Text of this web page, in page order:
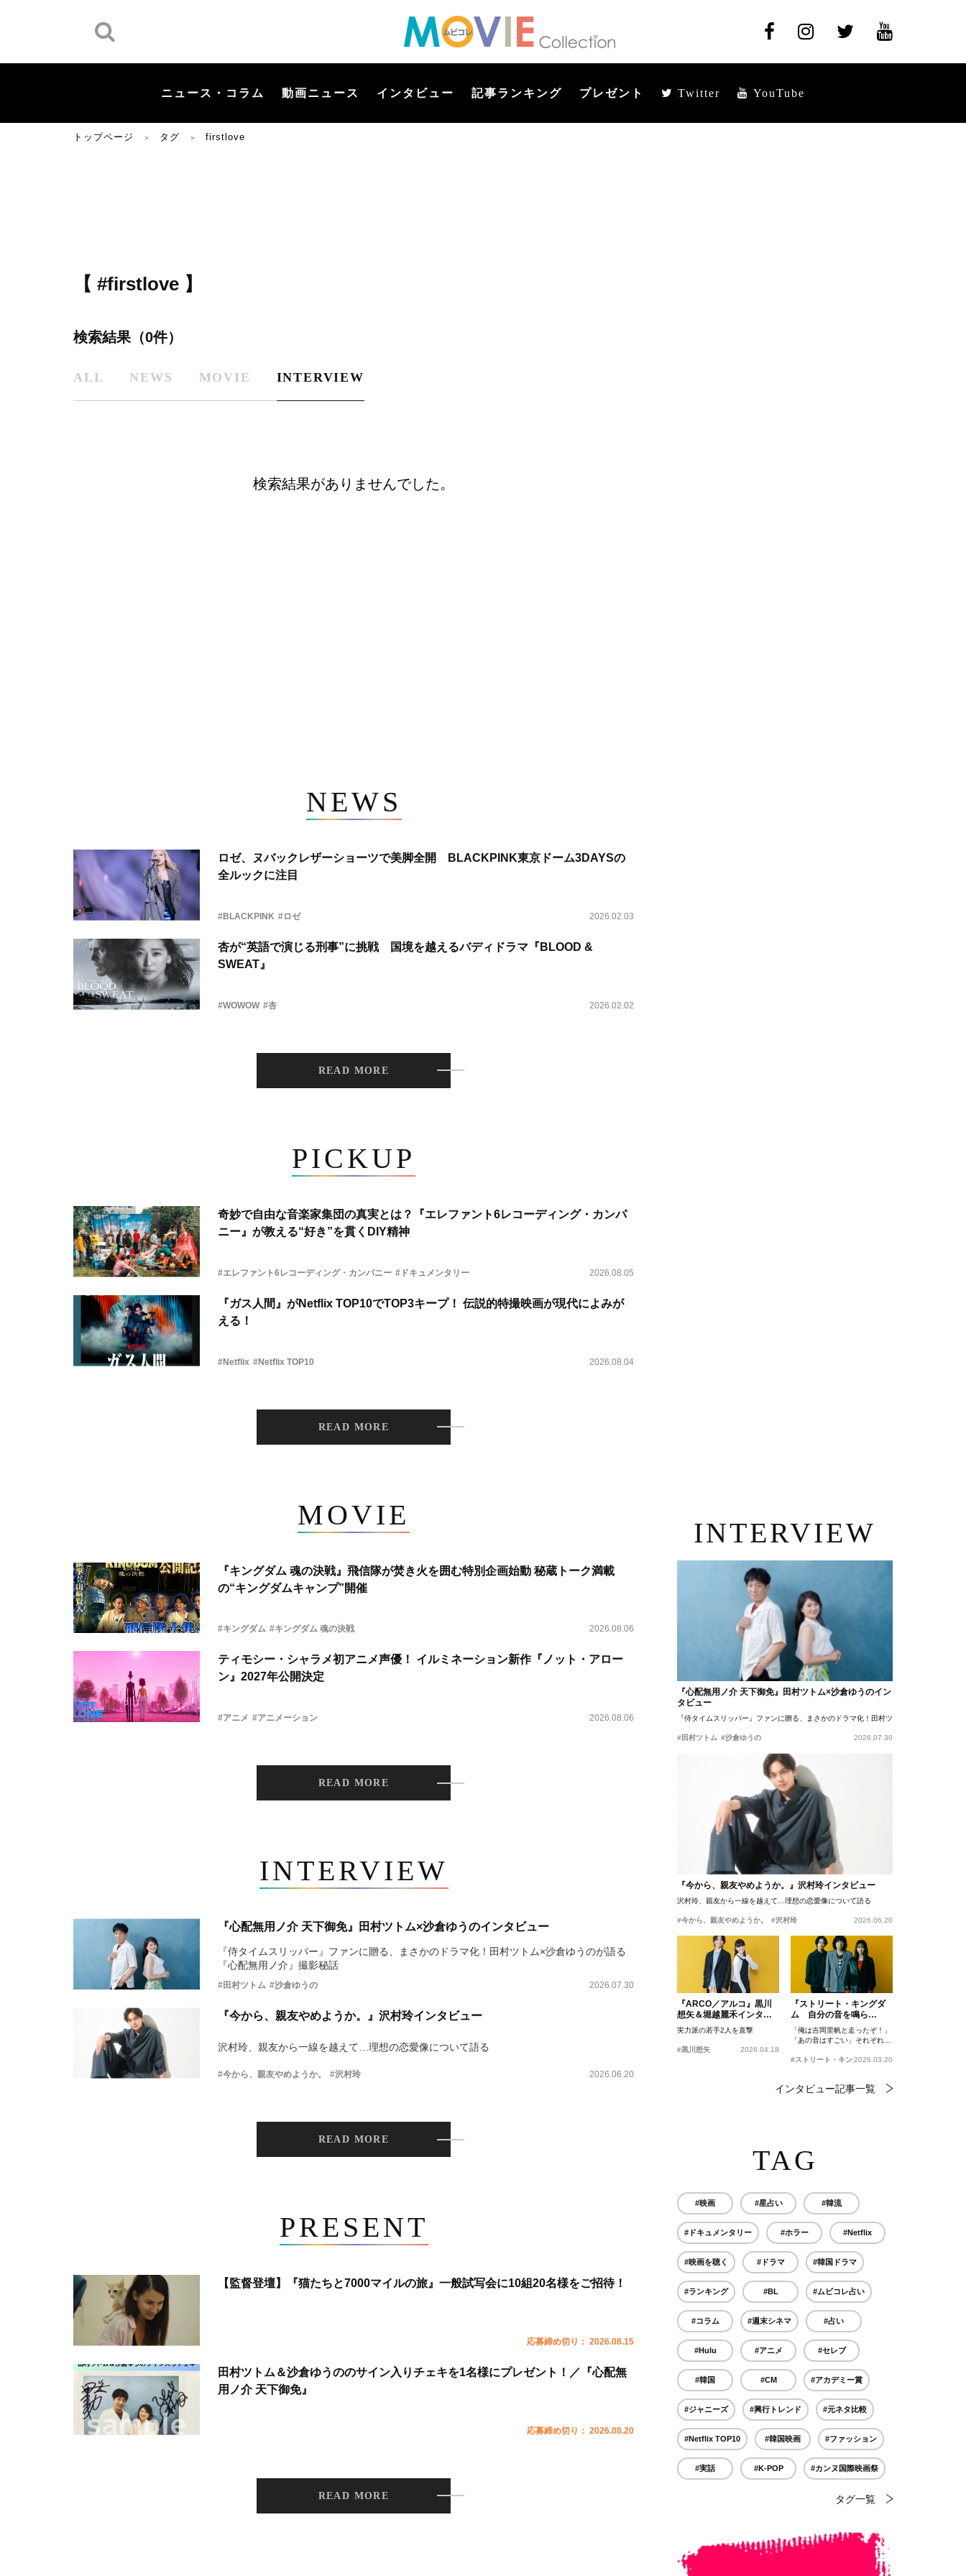
ニュース・コラム 動画ニュース インタビュー 記事ランキング プレゼント Twitter YouTube
トップページ ＞ タグ ＞ firstlove
【 #firstlove 】
検索結果（0件）
ALL NEWS MOVIE INTERVIEW
検索結果がありませんでした。
NEWS
ロゼ、ヌバックレザーショーツで美脚全開 BLACKPINK東京ドーム3DAYSの
全ルックに注目
#BLACKPINK #ロゼ 2026.02.03
杏が“英語で演じる刑事”に挑戦 国境を越えるバディドラマ『BLOOD &
SWEAT』
#WOWOW #杏 2026.02.02
READ MORE
PICKUP
奇妙で自由な音楽家集団の真実とは？『エレファント6レコーディング・カンパ
ニー』が教える“好き”を貫くDIY精神
#エレファント6レコーディング・カンパニー #ドキュメンタリー 2026.08.05
『ガス人間』がNetflix TOP10でTOP3キープ！ 伝説的特撮映画が現代によみが
える！
#Netflix #Netflix TOP10 2026.08.04
READ MORE
MOVIE
『キングダム 魂の決戦』飛信隊が焚き火を囲む特別企画始動 秘蔵トーク満載
の“キングダムキャンプ”開催
#キングダム #キングダム 魂の決戦 2026.08.06
ティモシー・シャラメ初アニメ声優！ イルミネーション新作『ノット・アロー
ン』2027年公開決定
#アニメ #アニメーション 2026.08.06
READ MORE
INTERVIEW
『心配無用ノ介 天下御免』田村ツトム×沙倉ゆうのインタビュー
『侍タイムスリッパー』ファンに贈る、まさかのドラマ化！田村ツトム×沙倉ゆうのが語る
『心配無用ノ介』撮影秘話
#田村ツトム #沙倉ゆうの 2026.07.30
『今から、親友やめようか。』沢村玲インタビュー
沢村玲、親友から一線を越えて…理想の恋愛像について語る
#今から、親友やめようか。 #沢村玲 2026.06.20
READ MORE
PRESENT
【監督登壇】『猫たちと7000マイルの旅』一般試写会に10組20名様をご招待！
応募締め切り： 2026.08.15
田村ツトム＆沙倉ゆうののサイン入りチェキを1名様にプレゼント！／『心配無
用ノ介 天下御免』
応募締め切り： 2026.08.20
READ MORE
INTERVIEW
『心配無用ノ介 天下御免』田村ツトム×沙倉ゆうのイン
タビュー
『侍タイムスリッパー』ファンに贈る、まさかのドラマ化！田村ツトム×沙倉ゆうのが語
#田村ツトム #沙倉ゆうの 2026.07.30
『今から、親友やめようか。』沢村玲インタビュー
沢村玲、親友から一線を越えて…理想の恋愛像について語る
#今から、親友やめようか。 #沢村玲 2026.06.20
『ARCO／アルコ』黒川
想矢＆堀越麗禾インタビ
ュー
実力派の若手2人を直撃
#黒川想矢 2026.04.18
『ストリート・キングダ
ム 自分の音を鳴ら
せ。』峯田和伸、若葉竜
也、吉岡里帆インタビュ
ー
「俺は吉岡里帆と走ったぞ！」
「あの音はすごい」それぞれの
#ストリート・キングダム 自分の音を鳴らせ。
2026.03.20
インタビュー記事一覧
TAG
#映画 #星占い #韓流
#ドキュメンタリー #ホラー #Netflix
#映画を聴く #ドラマ #韓国ドラマ
#ランキング #BL #ムビコレ占い
#コラム #週末シネマ #占い
#Hulu #アニメ #セレブ
#韓国 #CM #アカデミー賞
#ジャニーズ #興行トレンド #元ネタ比較
#Netflix TOP10 #韓国映画 #ファッション
#実話 #K-POP #カンヌ国際映画祭
タグ一覧